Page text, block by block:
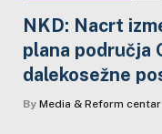
NKD: Nacrt
plana područja
dalekosežne
By Media & Reform centar